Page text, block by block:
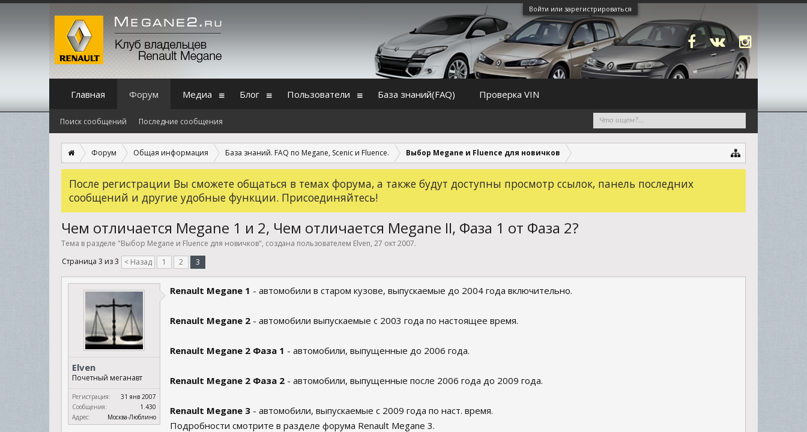
Войти или зарегистрироваться
Форум Общая информация База знаний. FAQ по Megane, Scenic и Fluence. Выбор Megane и Fluence для новичков
После регистрации Вы сможете общаться в темах форума, а также будут доступны просмотр ссылок, панель последних
сообщений и другие удобные функции. Присоединяйтесь!
Чем отличается Megane 1 и 2, Чем отличается Megane II, Фаза 1 от Фаза 2?
Тема в разделе "Выбор Megane и Fluence для новичков", создана пользователем Elven, 27 окт 2007.
Страница 3 из 3
< Назад 1 2 3
Elven
Почетный меганавт
Регистрация:
31 янв 2007
Сообщения:
1.430
Адрес:
Москва-Люблино
Renault Megane 1 - автомобили в старом кузове, выпускаемые до 2004 года включительно.
Renault Megane 2 - автомобили выпускаемые с 2003 года по настоящее время.
Renault Megane 2 Фаза 1 - автомобили, выпущенные до 2006 года.
Renault Megane 2 Фаза 2 - автомобили, выпущенные после 2006 года до 2009 года.
Renault Megane 3 - автомобили, выпускаемые с 2009 года по наст. время.
Подробности смотрите в разделе форума Renault Megane 3.
Главная Форум
Поиск сообщений Последние сообщения
Медиа Блог Пользователи База знаний(FAQ) Проверка VIN